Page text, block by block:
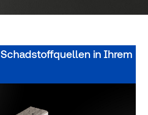
in Ihrem